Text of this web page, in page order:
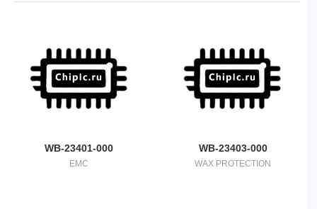
WB-23401-000
EMC
WB-23403-000
WAX PROTECTION